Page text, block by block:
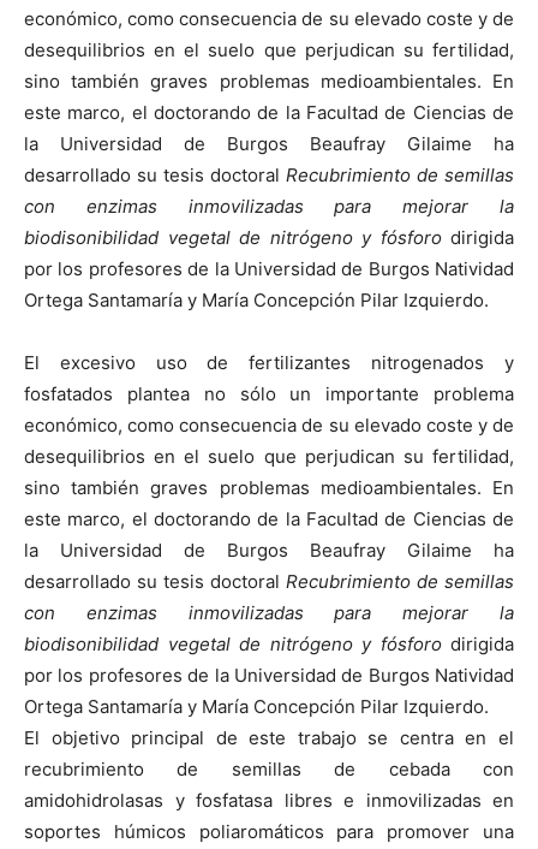
económico, como consecuencia de su elevado coste y de
desequilibrios en el suelo que perjudican su fertilidad,
sino también graves problemas medioambientales. En
este marco, el doctorando de la Facultad de Ciencias de
la Universidad de Burgos Beaufray Gilaime ha
desarrollado su tesis doctoral Recubrimiento de semillas
con enzimas inmovilizadas para mejorar la
biodisonibilidad vegetal de nitrógeno y fósforodirigida
por los profesores de la Universidad de Burgos Natividad
Ortega Santamaría y María Concepción Pilar Izquierdo.
El excesivo uso de fertilizantes nitrogenados y
fosfatados plantea no sólo un importante problema
económico, como consecuencia de su elevado coste y de
desequilibrios en el suelo que perjudican su fertilidad,
sino también graves problemas medioambientales. En
este marco, el doctorando de la Facultad de Ciencias de
la Universidad de Burgos Beaufray Gilaime ha
desarrollado su tesis doctoral Recubrimiento de semillas
con enzimas inmovilizadas para mejorar la
biodisonibilidad vegetal de nitrógeno y fósforodirigida
por los profesores de la Universidad de Burgos Natividad
Ortega Santamaría y María Concepción Pilar Izquierdo.
El objetivo principal de este trabajo se centra en el
recubrimiento de semillas de cebada con
amidohidrolasas y fosfatasa libres e inmovilizadas en
soportes húmicos poliaromáticos para promover una